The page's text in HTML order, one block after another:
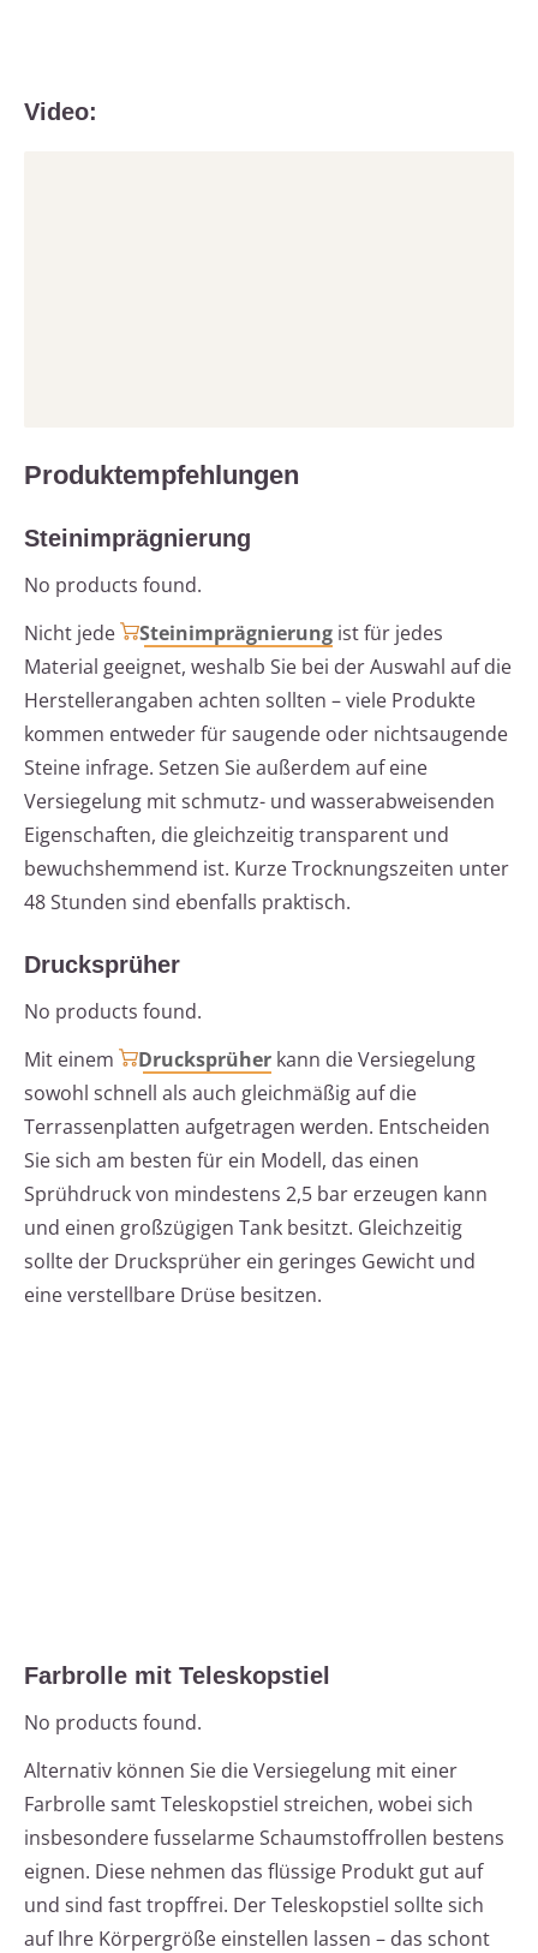
Video:
Produktempfehlungen
Steinimprägnierung
No products found.
Nicht jede
Steinimprägnierung ist für jedes
Material geeignet, weshalb Sie bei der Auswahl auf die
Herstellerangaben achten sollten – viele Produkte
kommen entweder für saugende oder nichtsaugende
Steine infrage. Setzen Sie außerdem auf eine
Versiegelung mit schmutz- und wasserabweisenden
Eigenschaften, die gleichzeitig transparent und
bewuchshemmend ist. Kurze Trocknungszeiten unter
48 Stunden sind ebenfalls praktisch.
Drucksprüher
No products found.
Mit einem
Drucksprüher kann die Versiegelung
sowohl schnell als auch gleichmäßig auf die
Terrassenplatten aufgetragen werden. Entscheiden
Sie sich am besten für ein Modell, das einen
Sprühdruck von mindestens 2,5 bar erzeugen kann
und einen großzügigen Tank besitzt. Gleichzeitig
sollte der Drucksprüher ein geringes Gewicht und
eine verstellbare Drüse besitzen.
Farbrolle mit Teleskopstiel
No products found.
Alternativ können Sie die Versiegelung mit einer
Farbrolle samt Teleskopstiel streichen, wobei sich
insbesondere fusselarme Schaumstoffrollen bestens
eignen. Diese nehmen das flüssige Produkt gut auf
und sind fast tropffrei. Der Teleskopstiel sollte sich
auf Ihre Körpergröße einstellen lassen – das schont